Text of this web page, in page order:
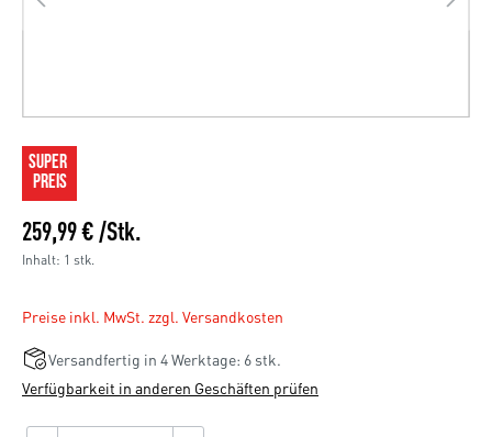
SUPER
PREIS
259,99 € /Stk.
Inhalt: 1 stk.
Preise inkl. MwSt. zzgl. Versandkosten
Versandfertig in 4 Werktage: 6 stk.
Verfügbarkeit in anderen Geschäften prüfen